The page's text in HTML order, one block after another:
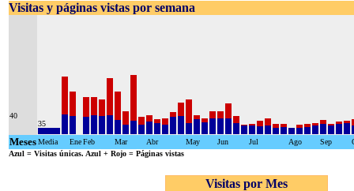
Visitas y páginas vistas por semana
40
35
MesesMedia EneFeb Mar Abr May Jun Jul Ago Sep
Azul = Visitas únicas. Azul + Rojo = Páginas vistas
Visitas por Mes